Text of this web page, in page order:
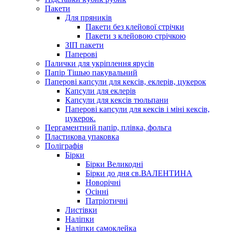
Пакети
Для пряників
Пакети без клейової стрічки
Пакети з клейовою стрічкою
ЗІП пакети
Паперові
Палички для укріплення ярусів
Папір Тішью пакувальний
Паперові капсули для кексів, еклерів, цукерок
Капсули для еклерів
Капсули для кексів тюльпани
Паперові капсули для кексів і міні кексів,
цукерок.
Пергаментний папір, плівка, фольга
Пластикова упаковка
Поліграфія
Бірки
Бірки Великодні
Бірки до дня св.ВАЛЕНТИНА
Новорічні
Осінні
Патріотичні
Листівки
Наліпки
Наліпки самоклейка